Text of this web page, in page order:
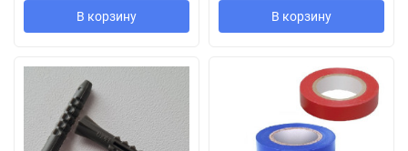
В корзину В корзину